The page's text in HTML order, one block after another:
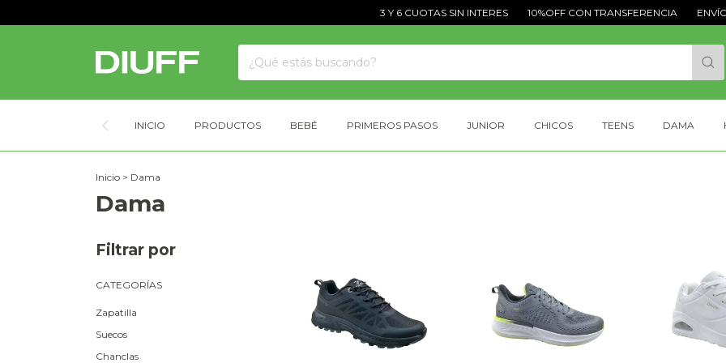
3 Y 6 CUOTAS SIN INTERES 10%OFF CON TRANSFERENCIA ENVÍOS
INICIO PRODUCTOS BEBÉ PRIMEROS PASOS JUNIOR CHICOS TEENS DAMA
Inicio > Dama
Dama
Filtrar por
CATEGORÍAS
Zapatilla
Suecos
Chanclas